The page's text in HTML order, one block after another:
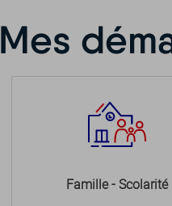
Mes
Famille - Scolarité